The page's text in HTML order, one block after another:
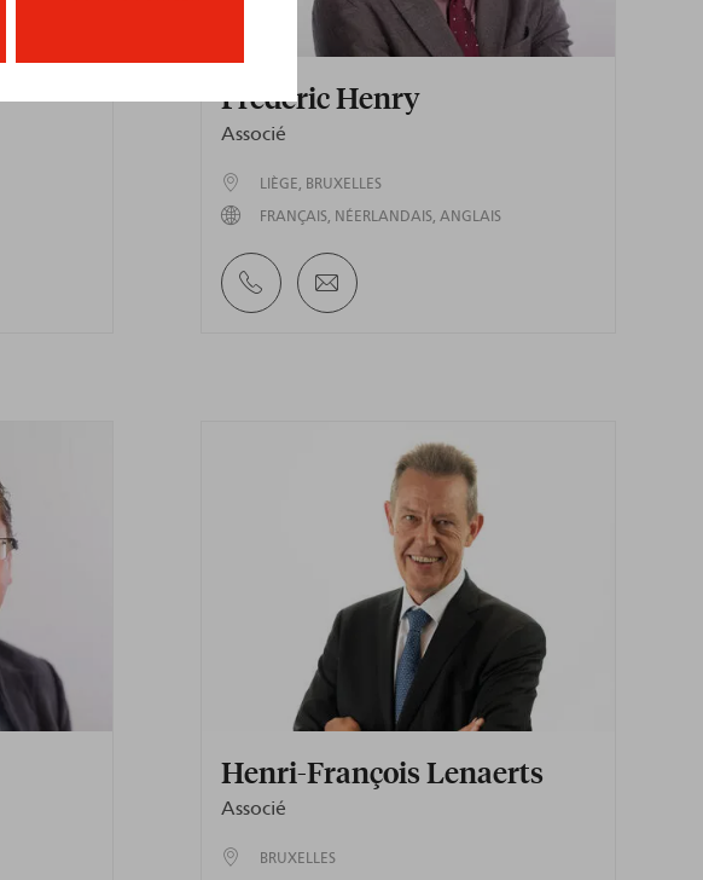
Frédéric Henry
Associé
LIÈGE BRUXELLES
FRANÇAIS NÉERLANDAIS ANGLAIS
Henri-François Lenaerts
Associé
BRUXELLES